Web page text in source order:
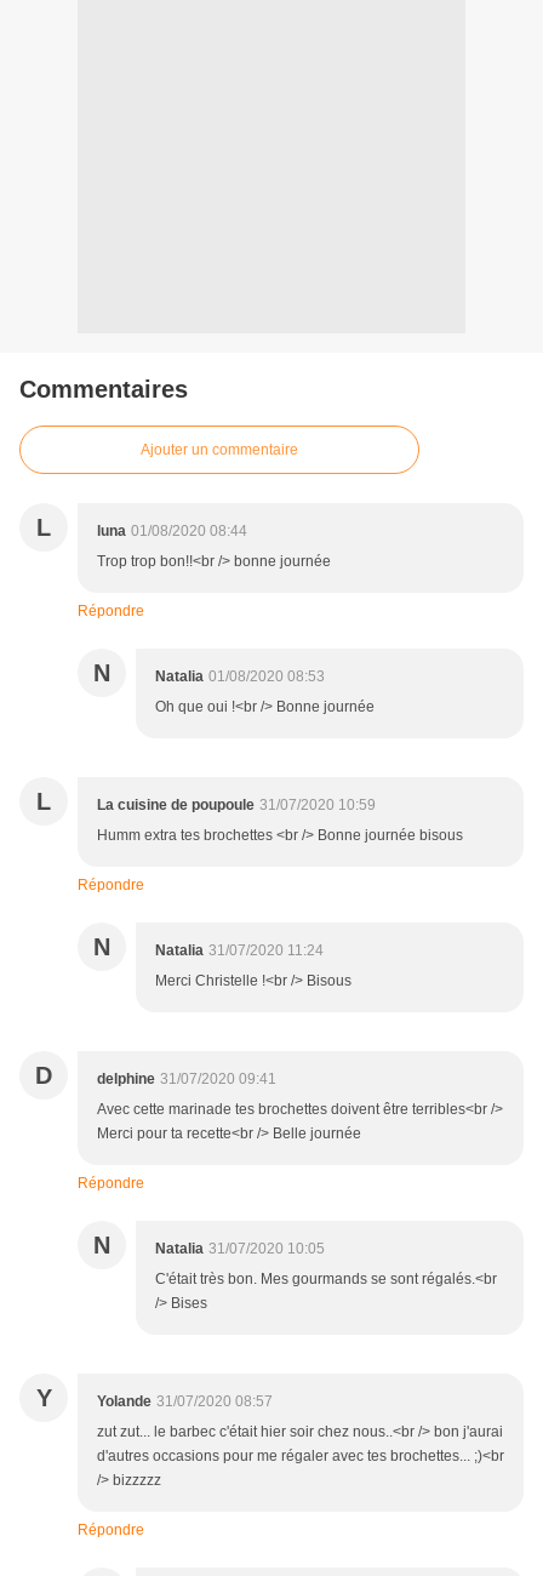
Commentaires
Ajouter un commentaire
L luna 01/08/2020 08:44
Trop trop bon!!<br /> bonne journée
Répondre
N Natalia 01/08/2020 08:53
Oh que oui !<br /> Bonne journée
L La cuisine de poupoule 31/07/2020 10:59
Humm extra tes brochettes <br /> Bonne journée bisous
Répondre
N Natalia 31/07/2020 11:24
Merci Christelle !<br /> Bisous
D delphine 31/07/2020 09:41
Avec cette marinade tes brochettes doivent être terribles<br />
Merci pour ta recette<br /> Belle journée
Répondre
N Natalia 31/07/2020 10:05
C'était très bon. Mes gourmands se sont régalés.<br
/> Bises
Y Yolande 31/07/2020 08:57
zut zut... le barbec c'était hier soir chez nous..<br /> bon j'aurai
d'autres occasions pour me régaler avec tes brochettes... ;)<br
/> bizzzzz
Répondre